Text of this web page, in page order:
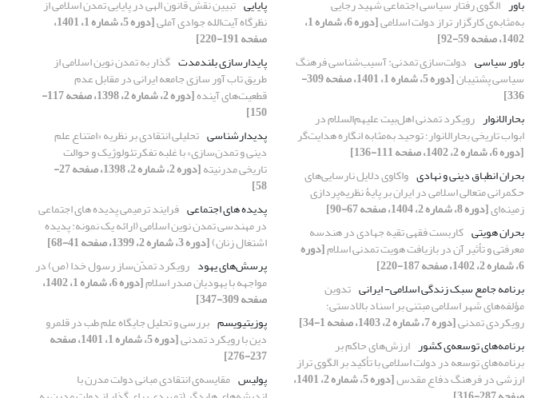
باور الگوی رفتار سیاسی اجتماعی شهید رجایی
به‌مثابه‌ی کارگزار تراز دولت اسلامی [دوره 6، شماره 1،
1402، صفحه 59-92]
باور سیاسی دولت‌سازی تمدنی: آسیب‌شناسی فرهنگ
سیاسی پشتیبان [دوره 5، شماره 1، 1401، صفحه 309-
336]
بحارالانوار رویکرد تمدنی اهل‌بیت علیهم‌السلام در
ابواب تاریخی بحارالانوار؛ توحید به‌مثابه انگاره هدایت‌گر
[دوره 6، شماره 2، 1402، صفحه 111-136]
بحران انطباق دینی و نهادی واکاوی دلایل نارسایی‌های
حکمرانی متعالی اسلامی در ایران بر پایۀ نظریه‌پردازی
زمینه‌ای[دوره 8، شماره 2، 1404، صفحه 67-90]
بحران هویتی کاربست فقهی تقیه جهادی در هندسه
معرفتی و تأثیر آن در بازیافت هویت تمدنی اسلام[دوره
6، شماره 2، 1402، صفحه 187-220]
برنامه جامع سبک زندگی اسلامی- ایرانی تدوین
مؤلفه‌های شهر اسلامی مبتنی بر اسناد بالادستی؛
رویکردی تمدنی[دوره 7، شماره 2، 1403، صفحه 1-34]
برنامه‌های توسعه‌ی کشور ارزش‌های حاکم بر
برنامه‌های توسعه در دولت اسلامی با تأکید بر الگوی تراز
ارزشی در فرهنگ دفاع مقدس [دوره 5، شماره 2، 1401،
پایایی تبیین نقش قانون الهی در پایایی تمدن اسلامی از
نظرگاه آیت‌الله جوادی آملی [دوره 5، شماره 1، 1401،
صفحه 191-220]
پایدارسازی بلندمدت گذار به تمدن نوین اسلامی از
طریق تاب آور سازی جامعه ایرانی در مقابل عدم
قطعیت‌های آینده [دوره 2، شماره 2، 1398، صفحه 117-
150]
پدیدارشناسی تحلیلی انتقادی بر نظریه «امتناع علم
دینی و تمدن‌سازی» با غلبه تفکرتئولوژیک و حوالت
تاریخی مدرنیته [دوره 2، شماره 2، 1398، صفحه 27-
58]
پدیده های اجتماعی فرایند ترمیمی پدیده های اجتماعی
در مهندسی تمدن نوین اسلامی (ارائه یک نمونه: پدیده
اشتغال زنان)[دوره 3، شماره 2، 1399، صفحه 41-68]
پرسش‌های یهود رویکرد تمدّن‌ساز رسول خدا (ص) در
مواجهه با یهودیان صدر اسلام [دوره 6، شماره 1، 1402،
صفحه 309-347]
پوزیتیویسم بررسی و تحلیل جایگاه علم طب در قلمرو
دین با رویکرد تمدنی [دوره 5، شماره 1، 1401، صفحه
237-276]
پولیس مقایسه‌ی انتقادی مبانی دولت مدرن با